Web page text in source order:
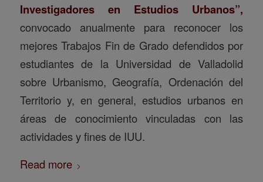
Investigadores en Estudios Urbanos”,
convocado anualmente para reconocer los
mejores Trabajos Fin de Grado defendidos por
estudiantes de la Universidad de Valladolid
sobre Urbanismo, Geografía, Ordenación del
Territorio y, en general, estudios urbanos en
áreas de conocimiento vinculadas con las
actividades y fines de IUU.
Read more